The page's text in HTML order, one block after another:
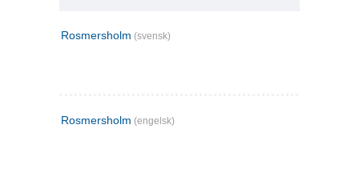
Rosmersholm (svensk)
Rosmersholm (engelsk)